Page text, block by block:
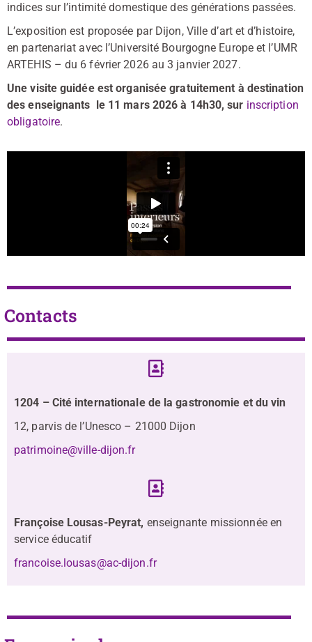
indices sur l’intimité domestique des générations passées.
L’exposition est proposée par Dijon, Ville d’art et d’histoire,
en partenariat avec l’Université Bourgogne Europe et l’UMR
ARTEHIS – du 6 février 2026 au 3 janvier 2027.
Une visite guidée est organisée gratuitement à destination
des enseignants le 11 mars 2026 à 14h30, sur inscription
obligatoire.
Contacts
1204 – Cité internationale de la gastronomie et du vin
12, parvis de l’Unesco – 21000 Dijon
patrimoine@ville-dijon.fr
Françoise Lousas-Peyrat, enseignante missionnée en
service éducatif
francoise.lousas@ac-dijon.fr